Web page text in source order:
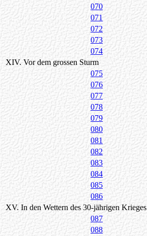
070
071
072
073
074
XIV. Vor dem grossen Sturm
075
076
077
078
079
080
081
082
083
084
085
086
XV. In den Wettern des 30-jährigen Krieges
087
088